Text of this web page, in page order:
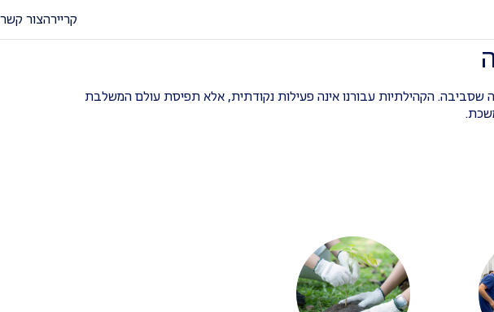
קריירהצור קשר
הקהילתיות עבורנו אינה פעילות נקודתית, אלא תפיסת עולם המשלבת